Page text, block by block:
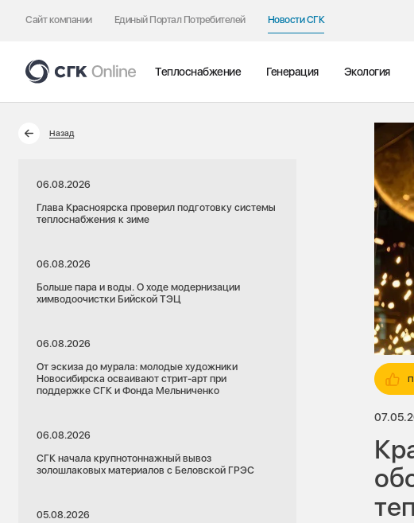
Сайт компании Единый Портал Потребителей Новости СГК
Теплоснабжение Генерация Экология
Назад
06.08.2026
Глава Красноярска проверил подготовку системы
теплоснабжения к зиме
06.08.2026
Больше пара и воды. О ходе модернизации
химводоочистки Бийской ТЭЦ
06.08.2026
От эскиза до мурала: молодые художники
Новосибирска осваивают стрит-арт при
поддержке СГК и Фонда Мельниченко
06.08.2026
СГК начала крупнотоннажный вывоз
золошлаковых материалов с Беловской ГРЭС
05.08.2026